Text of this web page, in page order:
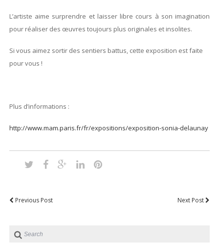
L’artiste aime surprendre et laisser libre cours à son imagination
pour réaliser des œuvres toujours plus originales et insolites.
Si vous aimez sortir des sentiers battus, cette exposition est faite
pour vous !
Plus d’informations :
http://www.mam.paris.fr/fr/expositions/exposition-sonia-delaunay
Previous Post Next Post